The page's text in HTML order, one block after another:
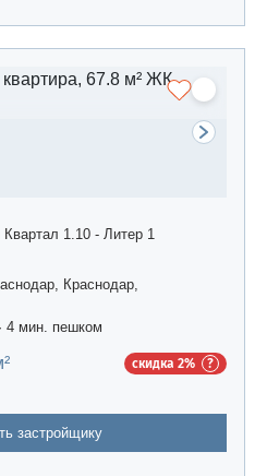
1.10 - Литер 1
Краснодар,
4 мин. пешком
скидка 2%
застройщику